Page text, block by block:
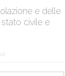
e delle
civile e